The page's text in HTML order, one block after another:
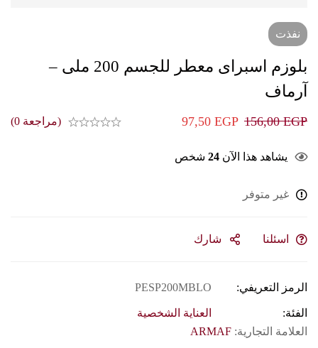
نفذت
بلوزم اسبراى معطر للجسم 200 ملى –
آرماف
156,00EGP
97,50EGP (مراجعة 0)
يشاهد هذا الآن24شخص
غير متوفر
اسئلنا شارك
الرمز التعريفي: PESP200MBLO
الفئة:
العناية الشخصية
العلامة التجارية:ARMAF